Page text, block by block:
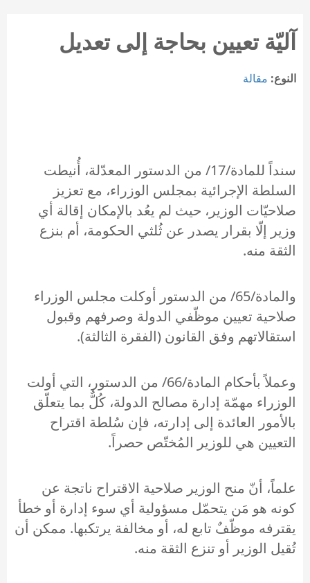
آليّة تعيين بحاجة إلى تعديل
النوع: مقالة
سنداً للمادة/17/ من الدستور المعدّلة، أُنيطت
السلطة الإجرائية بمجلس الوزراء، مع تعزيز
صلاحيّات الوزير، حيث لم يعُد بالإمكان إقالة أي
وزير إلّا بقرار يصدر عن ثُلثي الحكومة، أم بنزع
الثقة منه.
والمادة/65/ من الدستور أوكلت مجلس الوزراء
صلاحية تعيين موظّفي الدولة وصرفهم وقبول
استقالاتهم وفق القانون (الفقرة الثالثة).
وعملاً بأحكام المادة/66/ من الدستور، التي أولت
الوزراء مهمّة إدارة مصالح الدولة، كُلٌّ بما يتعلّق
بالأمور العائدة إلى إدارته، فإن سُلطة اقتراح
التعيين هي للوزير المُختّص حصراً.
علماً، أنّ منح الوزير صلاحية الاقتراح ناتجة عن
كونه هو مَن يتحمّل مسؤولية أي سوء إدارة أو خطأ
يقترفه موظّفٌ تابع له، أو مخالفة يرتكبها. ممكن أن
تُقيل الوزير أو تنزع الثقة منه.